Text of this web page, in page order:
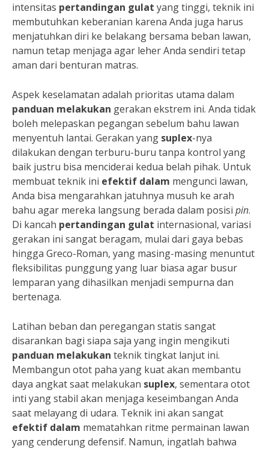
intensitas pertandingan gulat yang tinggi, teknik ini
membutuhkan keberanian karena Anda juga harus
menjatuhkan diri ke belakang bersama beban lawan,
namun tetap menjaga agar leher Anda sendiri tetap
aman dari benturan matras.
Aspek keselamatan adalah prioritas utama dalam
panduan melakukan gerakan ekstrem ini. Anda tidak
boleh melepaskan pegangan sebelum bahu lawan
menyentuh lantai. Gerakan yang suplex-nya
dilakukan dengan terburu-buru tanpa kontrol yang
baik justru bisa menciderai kedua belah pihak. Untuk
membuat teknik ini efektif dalam mengunci lawan,
Anda bisa mengarahkan jatuhnya musuh ke arah
bahu agar mereka langsung berada dalam posisi pin.
Di kancah pertandingan gulat internasional, variasi
gerakan ini sangat beragam, mulai dari gaya bebas
hingga Greco-Roman, yang masing-masing menuntut
fleksibilitas punggung yang luar biasa agar busur
lemparan yang dihasilkan menjadi sempurna dan
bertenaga.
Latihan beban dan peregangan statis sangat
disarankan bagi siapa saja yang ingin mengikuti
panduan melakukan teknik tingkat lanjut ini.
Membangun otot paha yang kuat akan membantu
daya angkat saat melakukan suplex, sementara otot
inti yang stabil akan menjaga keseimbangan Anda
saat melayang di udara. Teknik ini akan sangat
efektif dalam mematahkan ritme permainan lawan
yang cenderung defensif. Namun, ingatlah bahwa